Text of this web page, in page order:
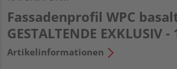
Fassadenprofil WPC
GESTALTENDE EXKLUSIV
Artikelinformationen